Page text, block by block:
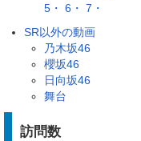
5・ 6・ 7・
SR以外の動画
乃木坂46
櫻坂46
日向坂46
舞台
訪問数